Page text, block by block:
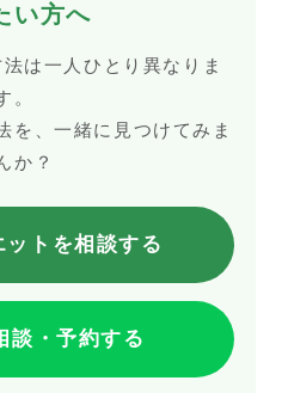
い方へ
は一人ひとり異なりま
。
を、一緒に見つけてみま
か？
ットを相談する
談・予約する